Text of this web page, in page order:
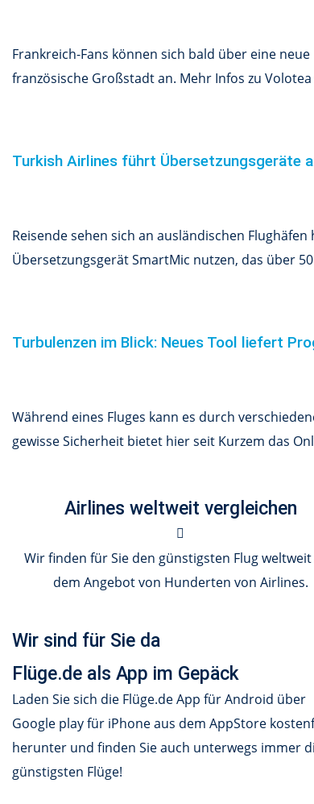
Frankreich-Fans können sich bald über eine
französische Großstadt an. Mehr Infos zu
Turkish Airlines führt Übersetzungsgeräte
Reisende sehen sich an ausländischen
Übersetzungsgerät SmartMic nutzen, das über
Turbulenzen im Blick: Neues Tool liefert
Während eines Fluges kann es durch
gewisse Sicherheit bietet hier seit Kurzem das
Airlines weltweit vergleichen
Wir finden für Sie den günstigsten Flug weltweit
dem Angebot von Hunderten von Airlines.
Wir sind für Sie da
Flüge.de als App im Gepäck
Laden Sie sich die Flüge.de App für Android über
Google play für iPhone aus dem AppStore
herunter und finden Sie auch unterwegs immer
günstigsten Flüge!